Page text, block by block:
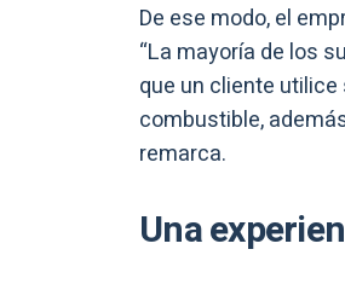
De ese modo, el
“La mayoría de los
que un cliente
combustible,
remarca.
Una